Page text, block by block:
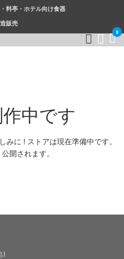
料亭・ホテル向け食器
販売
0
中です
みに ! ストアは現在準備中です。
開されます。